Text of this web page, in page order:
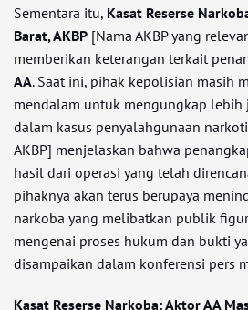
Sementara itu, Kasat Reserse
Barat, AKBP [Nama AKBP yang
memberikan keterangan terkait
AA. Saat ini, pihak kepolisian masih
mendalam untuk mengungkap lebih
dalam kasus penyalahgunaan
AKBP] menjelaskan bahwa
hasil dari operasi yang telah
pihaknya akan terus berupaya
narkoba yang melibatkan publik
mengenai proses hukum dan bukti
disampaikan dalam konferensi pers
Kasat Reserse Narkoba: Aktor AA